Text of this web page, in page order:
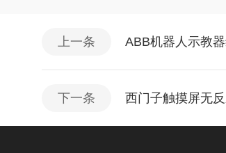
上一条 ABB机器人示教
下一条 西门子触摸屏无